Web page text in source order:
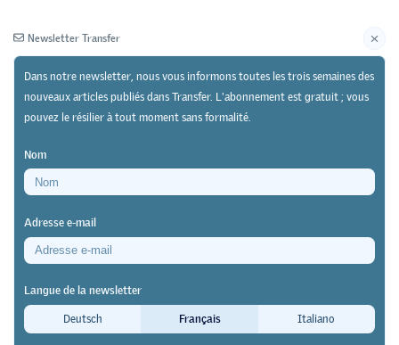
Newsletter Archives
01/01/17
Les différences régionales créent des désavantages
L’occasion fait la formation
Newsletter Transfer
Dans notre newsletter, nous vous informons toutes les trois semaines des
nouveaux articles publiés dans Transfer. L'abonnement est gratuit ; vous
pouvez le résilier à tout moment sans formalité.
Nom
Adresse e-mail
Langue de la newsletter
Deutsch
Français Italiano